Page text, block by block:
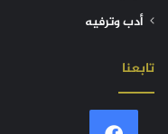
أدب وترفيه
تابعنا